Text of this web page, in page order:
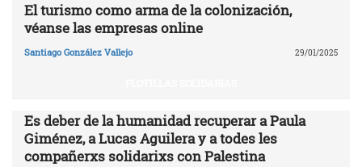
El turismo como arma de la colonización,
véanse las empresas online
Santiago González Vallejo 29/01/2025
Es deber de la humanidad recuperar a Paula
Giménez, a Lucas Aguilera y a todes les
compañerxs solidarixs con Palestina